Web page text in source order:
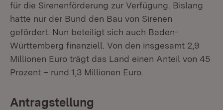
für die Sirenenförderung zur Verfügung. Bislang
hatte nur der Bund den Bau von Sirenen
gefördert. Nun beteiligt sich auch Baden-
Württemberg finanziell. Von den insgesamt 2,9
Millionen Euro trägt das Land einen Anteil von 45
Prozent – rund 1,3 Millionen Euro.
Antragstellung